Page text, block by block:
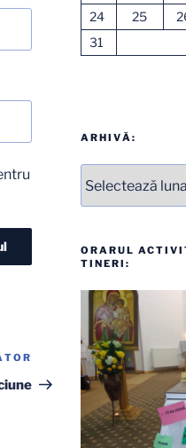
Articolul
următor
24
25
31
ARHIVĂ:
ORARUL
TINERI: